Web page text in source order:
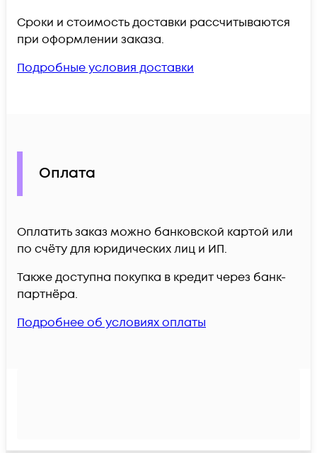
Сроки и стоимость доставки рассчитываются
при оформлении заказа.
Подробные условия доставки
Оплата
Оплатить заказ можно банковской картой или
по счёту для юридических лиц и ИП.
Также доступна покупка в кредит через банк-
партнёра.
Подробнее об условиях оплаты